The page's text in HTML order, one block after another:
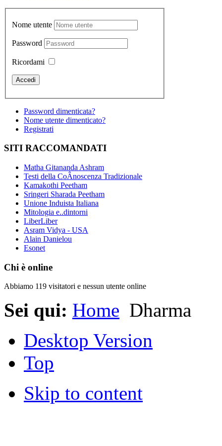
Nome utente
Password
Ricordami
Password dimenticata?
Nome utente dimenticato?
Registrati
SITI RACCOMANDATI
Matha Gitananda Ashram
Testi della CoÂ­noscenza Tradizionale
Kamakothi Peetham
Sringeri Sharada Peetham
Unione Induista Italiana
Mitologia e..dintorni
LiberLiber
Asram Vidya - USA
Alain Danielou
Esonet
Chi è online
Abbiamo 119 visitatori e nessun utente online
Sei qui: Home Dharma
Desktop Version
Top
Skip to content